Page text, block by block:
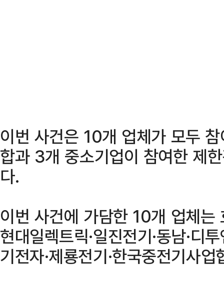
이번 사건은 10개 업체가 모두
합과 3개 중소기업이 참여한 제
다.
이번 사건에 가담한 10개 업체는
현대일렉트릭·일진전기·동남·디
기전자·제룡전기·한국중전기사